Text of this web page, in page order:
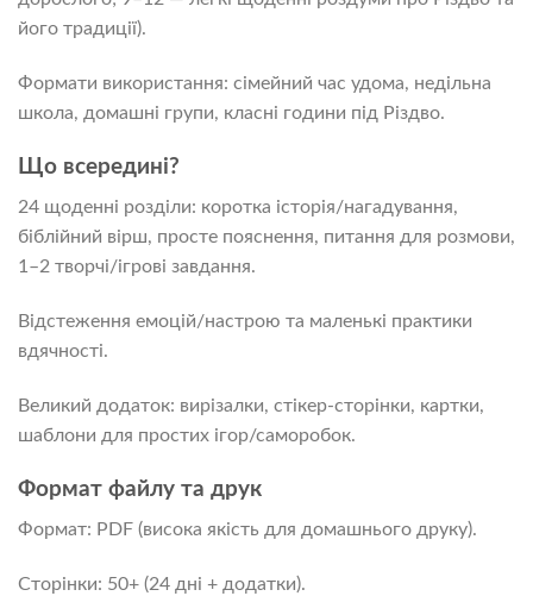
його традиції).
Формати використання: сімейний час удома, недільна
школа, домашні групи, класні години під Різдво.
Що всередині?
24 щоденні розділи: коротка історія/нагадування,
біблійний вірш, просте пояснення, питання для розмови,
1–2 творчі/ігрові завдання.
Відстеження емоцій/настрою та маленькі практики
вдячності.
Великий додаток: вирізалки, стікер-сторінки, картки,
шаблони для простих ігор/саморобок.
Формат файлу та друк
Формат: PDF (висока якість для домашнього друку).
Сторінки: 50+ (24 дні + додатки).